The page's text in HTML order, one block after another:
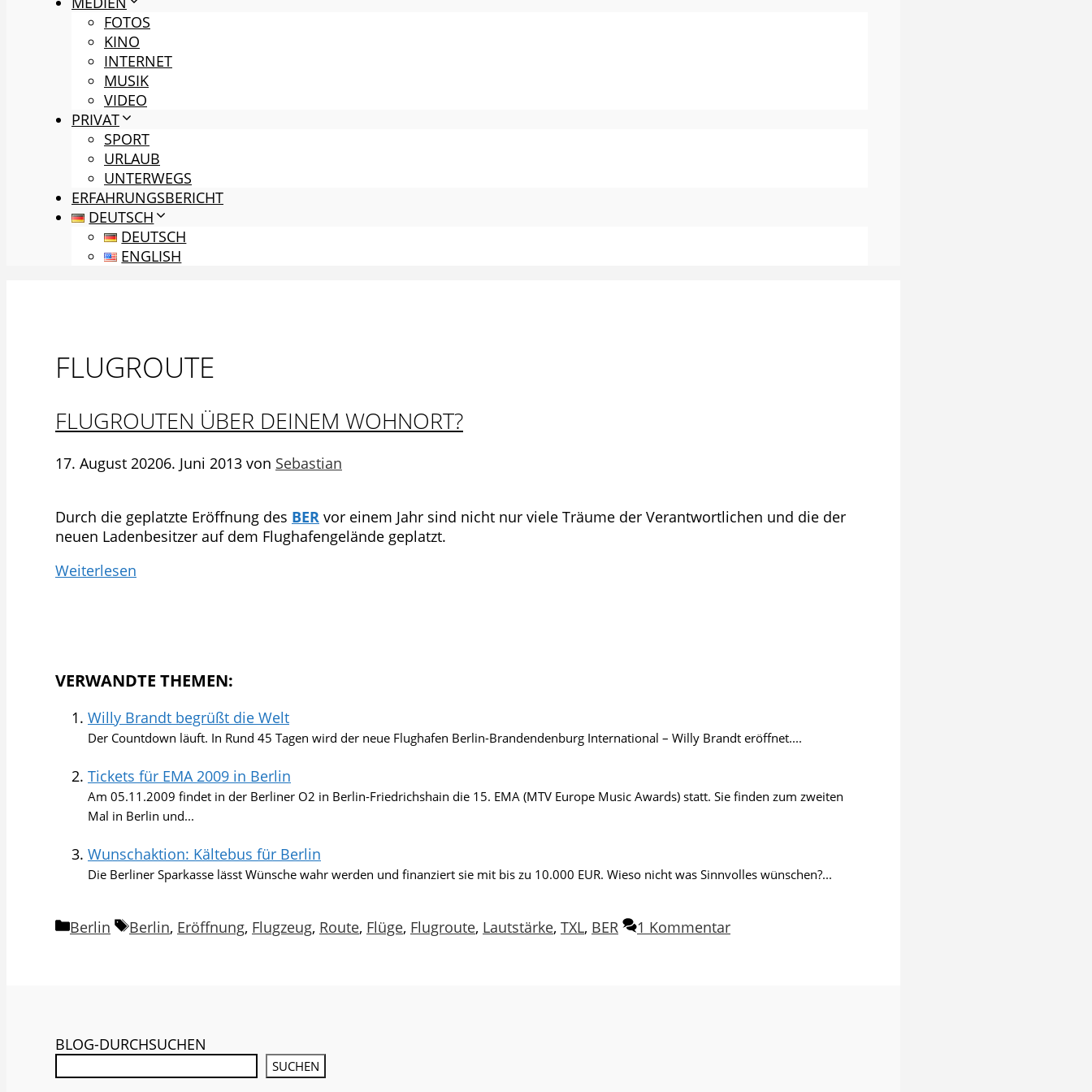
FOTOS
KINO
INTERNET
MUSIK
VIDEO
PRIVAT
SPORT
URLAUB
UNTERWEGS
ERFAHRUNGSBERICHT
DEUTSCH
DEUTSCH
ENGLISH
FLUGROUTE
FLUGROUTEN ÜBER DEINEM WOHNORT?
17. August 20206. Juni 2013 von Sebastian
Durch die geplatzte Eröffnung des BER vor einem Jahr sind nicht nur viele Träume der Verantwortlichen und die der
neuen Ladenbesitzer auf dem Flughafengelände geplatzt.
Weiterlesen
VERWANDTE THEMEN:
Willy Brandt begrüßt die Welt
Der Countdown läuft. In Rund 45 Tagen wird der neue Flughafen Berlin-Brandendenburg International – Willy Brandt eröffnet....
Tickets für EMA 2009 in Berlin
Am 05.11.2009 findet in der Berliner O2 in Berlin-Friedrichshain die 15. EMA (MTV Europe Music Awards) statt. Sie finden zum zweiten
Mal in Berlin und...
Wunschaktion: Kältebus für Berlin
Die Berliner Sparkasse lässt Wünsche wahr werden und finanziert sie mit bis zu 10.000 EUR. Wieso nicht was Sinnvolles wünschen?...
Kategorien
Berlin Schlagwörter
Berlin, Eröffnung, Flugzeug, Route, Flüge, Flugroute, Lautstärke, TXL, BER 1 Kommentar
BLOG-DURCHSUCHEN
SUCHEN